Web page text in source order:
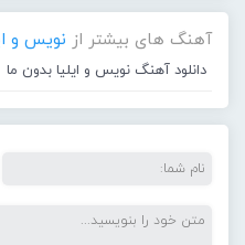
آهنگ های بیشتر از نویس و
دانلود آهنگ نویس و ایلیا بدون ما